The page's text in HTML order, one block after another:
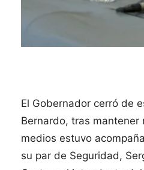
El Gobernador cerró de
Bernardo, tras mantener
medios estuvo
su par de Seguridad,